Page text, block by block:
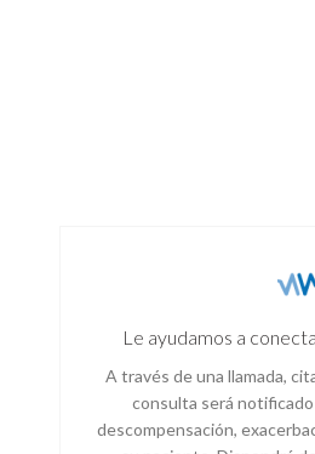
Le ayudamos a
A través de una llamada,
consulta será
descompensación,